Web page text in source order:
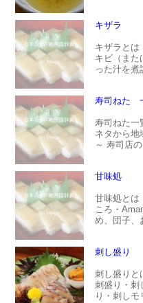
キザラ
キザラとは
キビ（また
った汁を煮
寿司ねた
寿司ねた
ネタから
～ 寿司店
甘味処
甘味処とは
ころ・
め、団子、
刺し盛り
刺し盛りと
刺盛り・刺
り・刺しモ